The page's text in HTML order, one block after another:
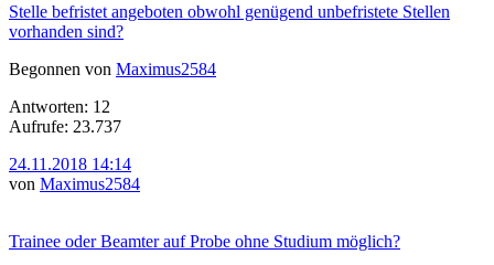
Stelle befristet angeboten obwohl genügend unbefristete Stellen
vorhanden sind?
Begonnen von Maximus2584
Antworten: 12
Aufrufe: 23.737
24.11.2018 14:14
von Maximus2584
Trainee oder Beamter auf Probe ohne Studium möglich?